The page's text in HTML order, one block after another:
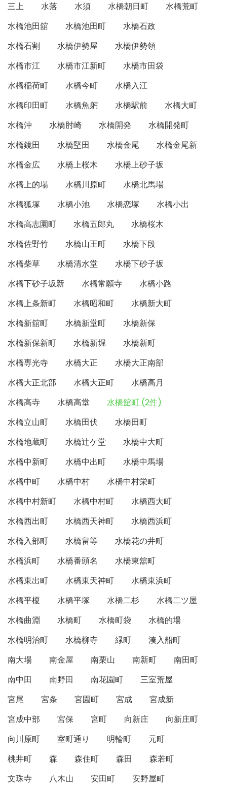
三上
水落 水須 水橋朝日町
水橋荒町
水橋池田舘
水橋池田町
水橋石政
水橋石割
水橋伊勢屋
水橋伊勢領
水橋市江
水橋市江新町
水橋市田袋
水橋稲荷町
水橋今町
水橋入江
水橋印田町
水橋魚躬 水橋駅前
水橋大町
水橋沖
水橋肘崎 水橋開発
水橋開発町
水橋鏡田
水橋堅田 水橋金尾
水橋金尾新
水橋金広
水橋上桜木
水橋上砂子坂
水橋上的場
水橋川原町
水橋北馬場
水橋狐塚
水橋小池 水橋恋塚
水橋小出
水橋高志園町
水橋五郎丸
水橋桜木
水橋佐野竹
水橋山王町
水橋下段
水橋柴草
水橋清水堂
水橋下砂子坂
水橋下砂子坂新
水橋常願寺
水橋小路
水橋上条新町
水橋昭和町
水橋新大町
水橋新舘町
水橋新堂町
水橋新保
水橋新保新町
水橋新堀
水橋新町
水橋専光寺
水橋大正
水橋大正南部
水橋大正北部
水橋大正町
水橋高月
水橋高寺
水橋高堂
水橋舘町 (2件)
水橋立山町
水橋田伏
水橋田町
水橋地蔵町
水橋辻ケ堂
水橋中大町
水橋中新町
水橋中出町
水橋中馬場
水橋中町
水橋中村
水橋中村栄町
水橋中村新町
水橋中村町
水橋西大町
水橋西出町
水橋西天神町
水橋西浜町
水橋入部町
水橋畠等
水橋花の井町
水橋浜町
水橋番頭名
水橋東舘町
水橋東出町
水橋東天神町
水橋東浜町
水橋平榎
水橋平塚 水橋二杉
水橋二ツ屋
水橋曲淵
水橋町 水橋町袋
水橋的場
水橋明治町
水橋柳寺 緑町
湊入船町
南大場
南金屋 南栗山 南新町
南田町
南中田
南野田 南花園町
三室荒屋
宮尾
宮条 宮園町 宮成
宮成新
宮成中部
宮保 宮町 向新庄
向新庄町
向川原町
室町通り 明輪町
元町
桃井町
森 森住町 森田
森若町
文珠寺
八木山 安田町 安野屋町